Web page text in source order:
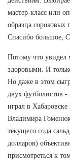
мастер-класс или
образца сороковых
Спасибо большое,
Потому что увидел
здоровыми. И
Но даже в этом
двух футболистов
играл в
Владимира
текущего года
долларов)
присмотреться к